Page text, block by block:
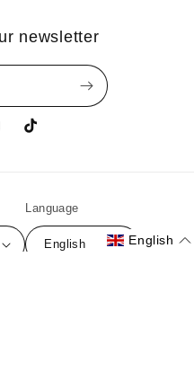
newsletter
TikTok
Language
English English